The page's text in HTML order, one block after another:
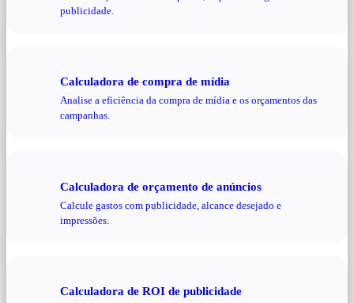
publicidade.
Calculadora de compra de mídia
Analise a eficiência da compra de mídia e os orçamentos das
campanhas.
Calculadora de orçamento de anúncios
Calcule gastos com publicidade, alcance desejado e
impressões.
Calculadora de ROI de publicidade